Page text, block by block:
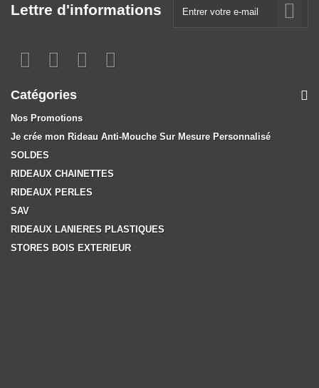
Lettre d'informations
Catégories
Nos Promotions
Je crée mon Rideau Anti-Mouche Sur Mesure Personnalisé
SOLDES
RIDEAUX CHAINETTES
RIDEAUX PERLES
SAV
RIDEAUX LANIERES PLASTIQUES
STORES BOIS EXTERIEUR